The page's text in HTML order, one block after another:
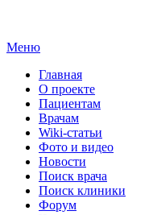
Меню
Главная
О проекте
Пациентам
Врачам
Wiki-статьи
Фото и видео
Новости
Поиск врача
Поиск клиники
Форум